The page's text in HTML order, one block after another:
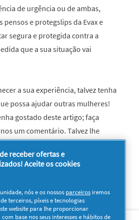
de urgência ou de ambas,
pensos e protegslips da Evax e
segura e protegida contra a
que a sua situação vai
a sua experiência, talvez tenha
possa ajudar outras mulheres!
gostado deste artigo; faça
um comentário. Talvez lhe
Visitar www.pg.com
receber ofertas e
Aceite os cookies
nós e os nossos parceiros iremos
terceiros, píxeis e tecnologias
website para lhe proporcionar
base nos seus interesses e hábitos de